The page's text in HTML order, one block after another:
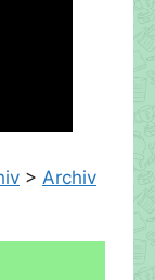
> Archiv